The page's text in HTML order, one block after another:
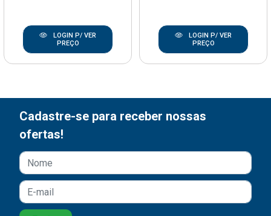
LOGIN P/ VER
PREÇO
LOGIN P/ VER
PREÇO
Cadastre-se para receber nossas
ofertas!